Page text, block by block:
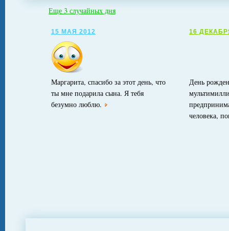
Еще 3 случайных дня
15 МАЯ 2012
Маргарита, спасибо за этот день, что
ты мне подарила сына. Я тебя
безумно люблю.
16
День
человека,